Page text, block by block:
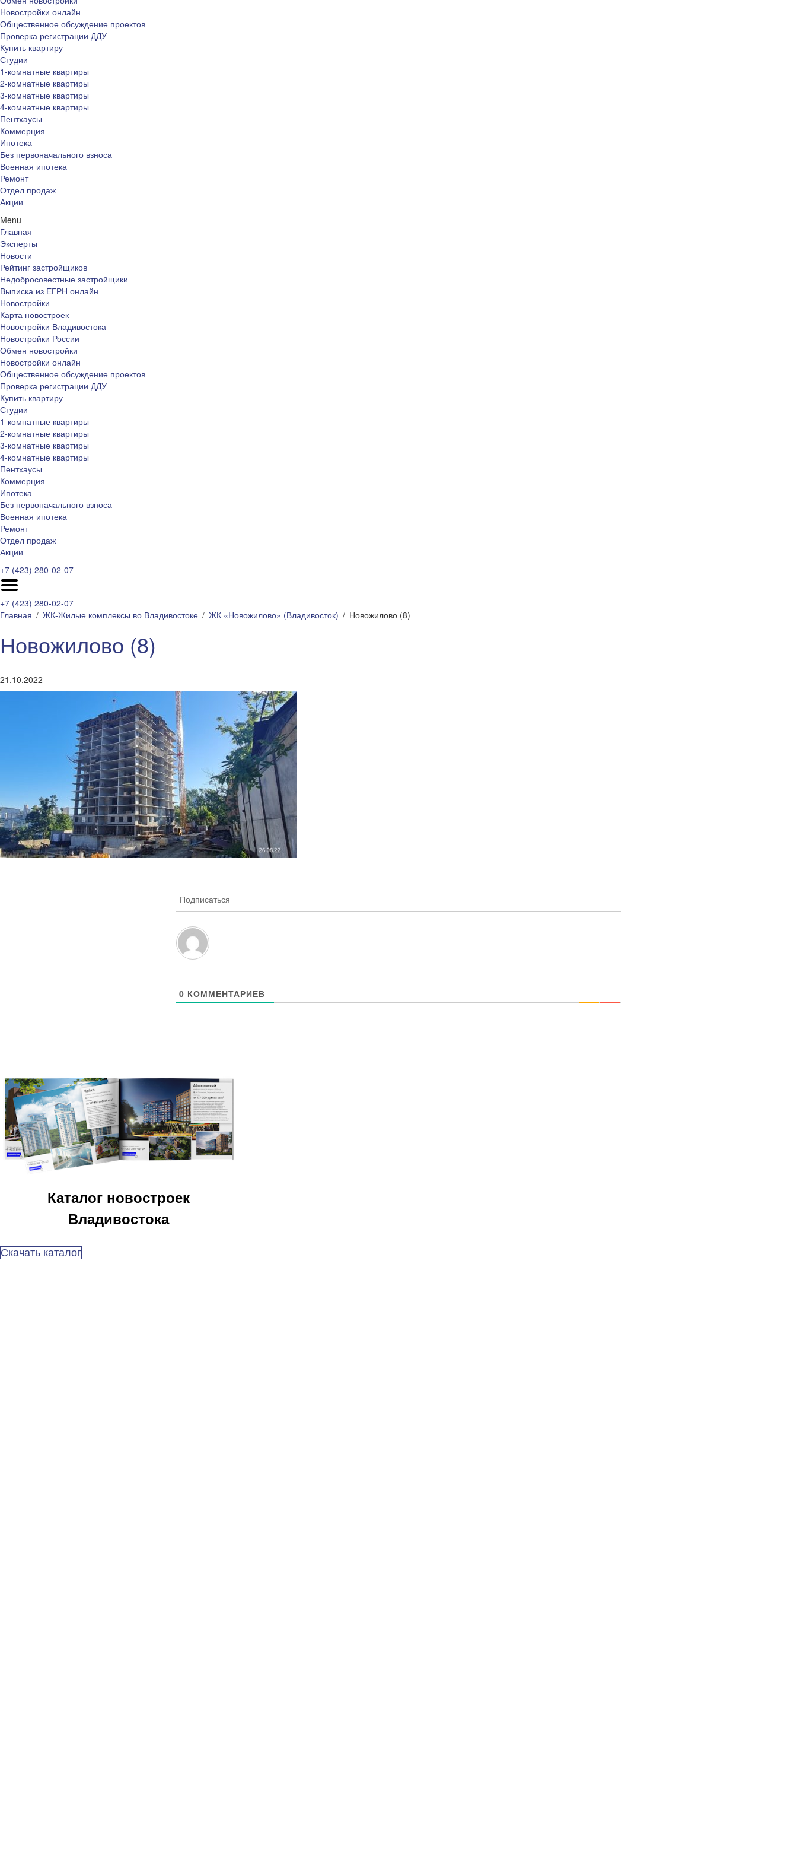
Новостройки онлайн
Общественное обсуждение проектов
Проверка регистрации ДДУ
Купить квартиру
Студии
1-комнатные квартиры
2-комнатные квартиры
3-комнатные квартиры
4-комнатные квартиры
Пентхаусы
Коммерция
Ипотека
Без первоначального взноса
Военная ипотека
Ремонт
Отдел продаж
Акции
Menu
Главная
Эксперты
Новости
Рейтинг застройщиков
Недобросовестные застройщики
Выписка из ЕГРН онлайн
Новостройки
Карта новостроек
Новостройки Владивостока
Новостройки России
Обмен новостройки
Новостройки онлайн
Общественное обсуждение проектов
Проверка регистрации ДДУ
Купить квартиру
Студии
1-комнатные квартиры
2-комнатные квартиры
3-комнатные квартиры
4-комнатные квартиры
Пентхаусы
Коммерция
Ипотека
Без первоначального взноса
Военная ипотека
Ремонт
Отдел продаж
Акции
+7 (423) 280-02-07
+7 (423) 280-02-07
Главная
ЖК-Жилые комплексы во Владивостоке ЖК «Новожилово» (Владивосток) Новожилово (8)
Новожилово (8)
21.10.2022
Подписаться
0 КОММЕНТАРИЕВ
Каталог новостроек
Владивостока
Скачать каталог